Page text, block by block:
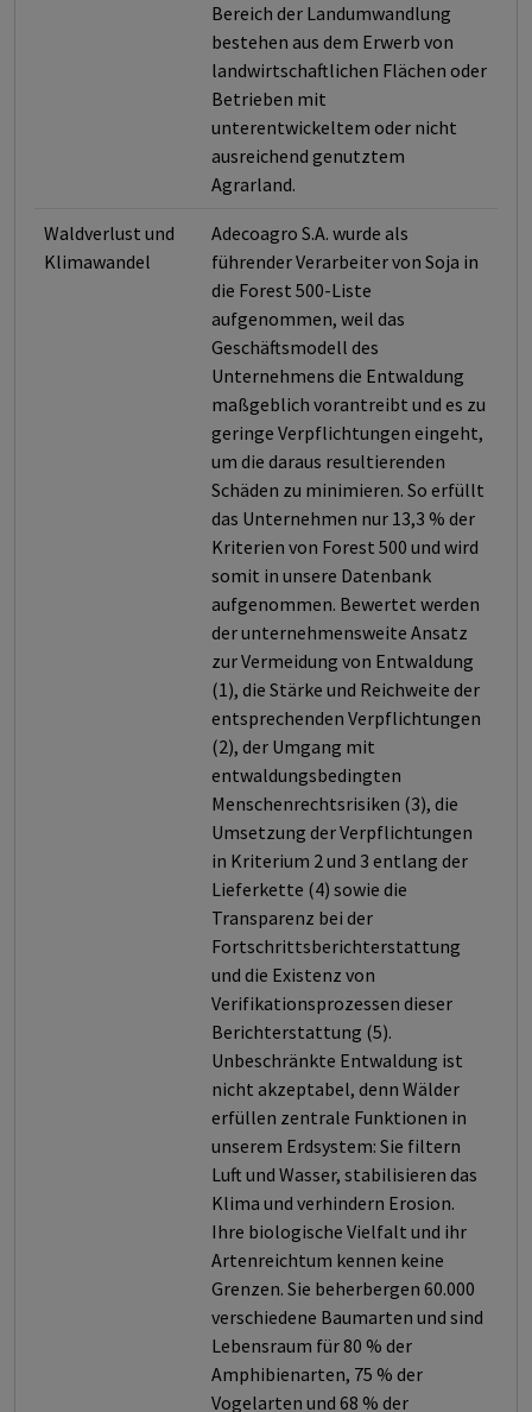
Bereich der Landumwandlung
bestehen aus dem Erwerb von
landwirtschaftlichen Flächen oder
Betrieben mit
unterentwickeltem oder nicht
ausreichend genutztem
Agrarland.
Waldverlust und
Klimawandel
Adecoagro S.A. wurde als
führender Verarbeiter von Soja in
die Forest 500-Liste
aufgenommen, weil das
Geschäftsmodell des
Unternehmens die Entwaldung
maßgeblich vorantreibt und es zu
geringe Verpflichtungen eingeht,
um die daraus resultierenden
Schäden zu minimieren. So erfüllt
das Unternehmen nur 13,3 % der
Kriterien von Forest 500 und wird
somit in unsere Datenbank
aufgenommen. Bewertet werden
der unternehmensweite Ansatz
zur Vermeidung von Entwaldung
(1), die Stärke und Reichweite der
entsprechenden Verpflichtungen
(2), der Umgang mit
entwaldungsbedingten
Menschenrechtsrisiken (3), die
Umsetzung der Verpflichtungen
in Kriterium 2 und 3 entlang der
Lieferkette (4) sowie die
Transparenz bei der
Fortschrittsberichterstattung
und die Existenz von
Verifikationsprozessen dieser
Berichterstattung (5).
Unbeschränkte Entwaldung ist
nicht akzeptabel, denn Wälder
erfüllen zentrale Funktionen in
unserem Erdsystem: Sie filtern
Luft und Wasser, stabilisieren das
Klima und verhindern Erosion.
Ihre biologische Vielfalt und ihr
Artenreichtum kennen keine
Grenzen. Sie beherbergen 60.000
verschiedene Baumarten und sind
Lebensraum für 80 % der
Amphibienarten, 75 % der
Vogelarten und 68 % der